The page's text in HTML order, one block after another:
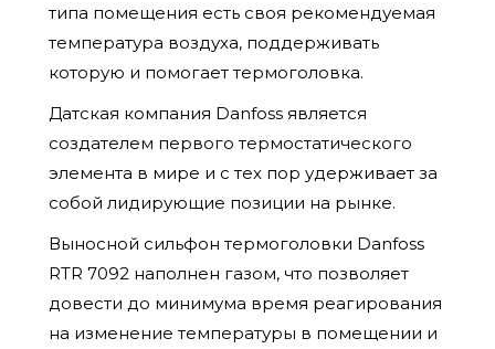
типа помещения есть своя рекомендуемая
температура воздуха, поддерживать
которую и помогает термоголовка.
Датская компания Danfoss является
создателем первого термостатического
элемента в мире и с тех пор удерживает за
собой лидирующие позиции на рынке.
Выносной сильфон термоголовки Danfoss
RTR 7092 наполнен газом, что позволяет
довести до минимума время реагирования
на изменение температуры в помещении и